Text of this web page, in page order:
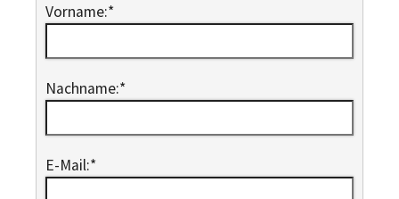
Vorname:*
Nachname:*
E-Mail:*